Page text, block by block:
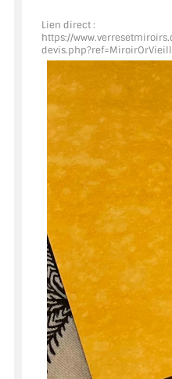
DOUBLE VITRAGE
ACCESSOIRES &
CATALOGUE DE
LES FIXATIONS POUR
LES PROFILS PAROI DE
VITRINE EN VERRE
CONNECTEURS ET
PLATS ET CORNIÈRES
LES CHARNIÈRES DE
BOUTONS ET POIGNÉES
BARRES DE
Lien direct :
https://